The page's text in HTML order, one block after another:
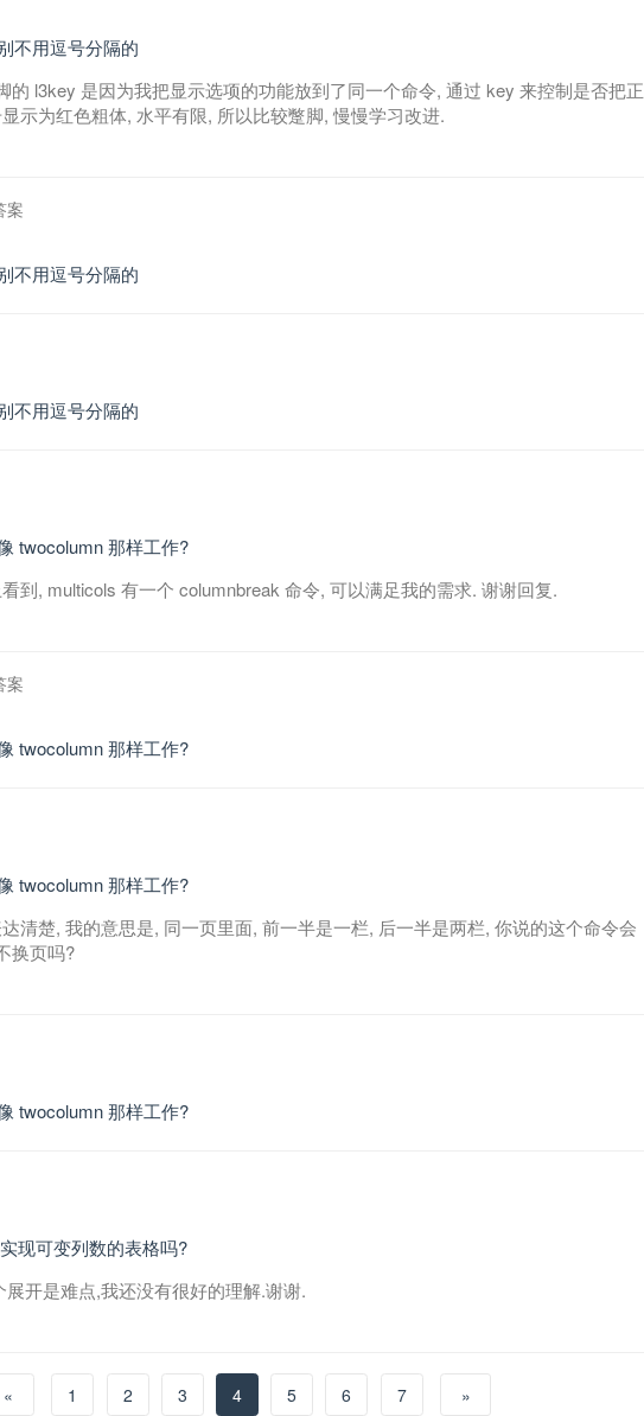
不用逗号分隔的
的 l3key 是因为我把显示选项的功能放到了同一个命令, 通过 key 来控制是否把正
示为红色粗体, 水平有限, 所以比较蹩脚, 慢慢学习改进.
案
不用逗号分隔的
不用逗号分隔的
twocolumn 那样工作?
到, multicols 有一个 columnbreak 命令, 可以满足我的需求. 谢谢回复.
案
twocolumn 那样工作?
twocolumn 那样工作?
清楚, 我的意思是, 同一页里面, 前一半是一栏, 后一半是两栏, 你说的这个命令会
换页吗?
twocolumn 那样工作?
现可变列数的表格吗?
展开是难点,我还没有很好的理解.谢谢.
« 1 2 3 4 5 6 7 »